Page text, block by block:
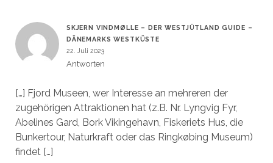
SKJERN VINDMØLLE – DER WESTJÜTLAND GUIDE –
DÄNEMARKS WESTKÜSTE
22. Juli 2023
Antworten
[…] Fjord Museen, wer Interesse an mehreren der
zugehörigen Attraktionen hat (z.B. Nr. Lyngvig Fyr,
Abelines Gard, Bork Vikingehavn, Fiskeriets Hus, die
Bunkertour, Naturkraft oder das Ringkøbing Museum)
findet […]